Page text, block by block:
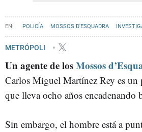
POLICÍA MOSSOS D'ESQUADRA
METRÓPOLI
Un agente de losMossos
Carlos Miguel Martínez Rey es un
que lleva ocho años encadenando
Sin embargo, el hombre está a